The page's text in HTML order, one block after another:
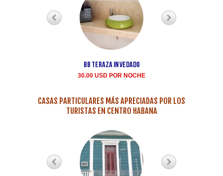
BB teraza in Vedado
30.00 USD POR NOCHE
CASAS PARTICULARES MÁS APRECIADAS POR LOS
TURISTAS EN CENTRO HABANA